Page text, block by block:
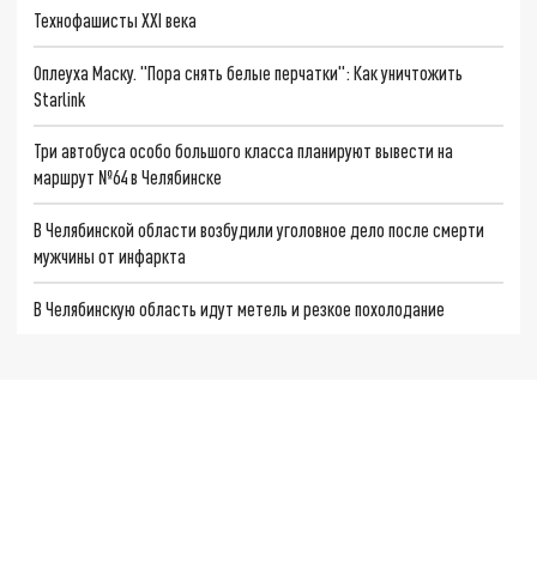
Технофашисты XXI века
Оплеуха Маску. "Пора снять белые перчатки": Как уничтожить
Starlink
Три автобуса особо большого класса планируют вывести на
маршрут №64 в Челябинске
В Челябинской области возбудили уголовное дело после смерти
мужчины от инфаркта
В Челябинскую область идут метель и резкое похолодание